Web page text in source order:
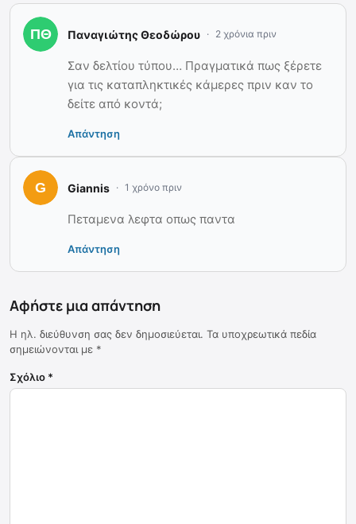
Παναγιώτης Θεοδώρου 2 χρόνια πριν
Σαν δελτίου τύπου… Πραγματικά πως ξέρετε
για τις καταπληκτικές κάμερες πριν καν το
δείτε από κοντά;
Απάντηση
Giannis 1 χρόνο πριν
Πεταμενα λεφτα οπως παντα
Απάντηση
Αφήστε μια απάντηση
Η ηλ. διεύθυνση σας δεν δημοσιεύεται. Τα υποχρεωτικά πεδία
σημειώνονται με *
Σχόλιο *